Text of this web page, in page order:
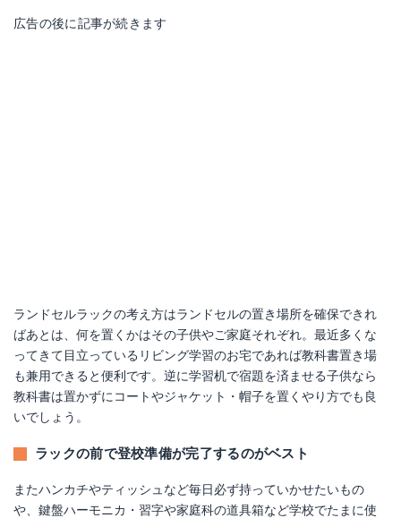
広告の後に記事が続きます
ランドセルラックの考え方はランドセルの置き場所を確保できれ
ばあとは、何を置くかはその子供やご家庭それぞれ。最近多くな
ってきて目立っているリビング学習のお宅であれば教科書置き場
も兼用できると便利です。逆に学習机で宿題を済ませる子供なら
教科書は置かずにコートやジャケット・帽子を置くやり方でも良
いでしょう。
ラックの前で登校準備が完了するのがベスト
またハンカチやティッシュなど毎日必ず持っていかせたいもの
や、鍵盤ハーモニカ・習字や家庭科の道具箱など学校でたまに使